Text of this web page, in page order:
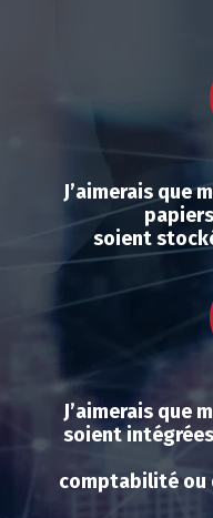
J’aimerais que
soient
J’aimerais que
soient
comptabilité ou